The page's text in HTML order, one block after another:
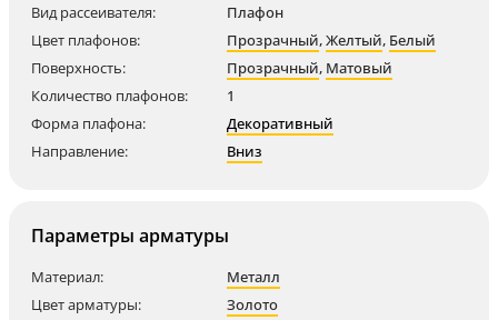
Вид рассеивателя:
Плафон
Цвет плафонов:
Прозрачный,Желтый, Белый
Поверхность:
Прозрачный, Матовый
Количество плафонов:
1
Форма плафона:
Декоративный
Направление:
Вниз
Параметры арматуры
Материал:
Металл
Цвет арматуры:
Золото